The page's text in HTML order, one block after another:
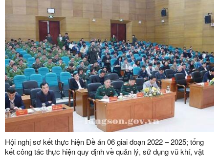
Hội nghị sơ kết thực hiện Đề án 06 giai đoạn 2022 – 2025; tổng
kết công tác thực hiện quy định về quản lý, sử dụng vũ khí, vật